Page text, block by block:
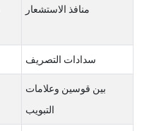
منافذ الاستشعار
سدادات التصريف
بين قوسين وعلامات
التبويب